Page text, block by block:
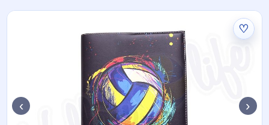
♡
‹ ›